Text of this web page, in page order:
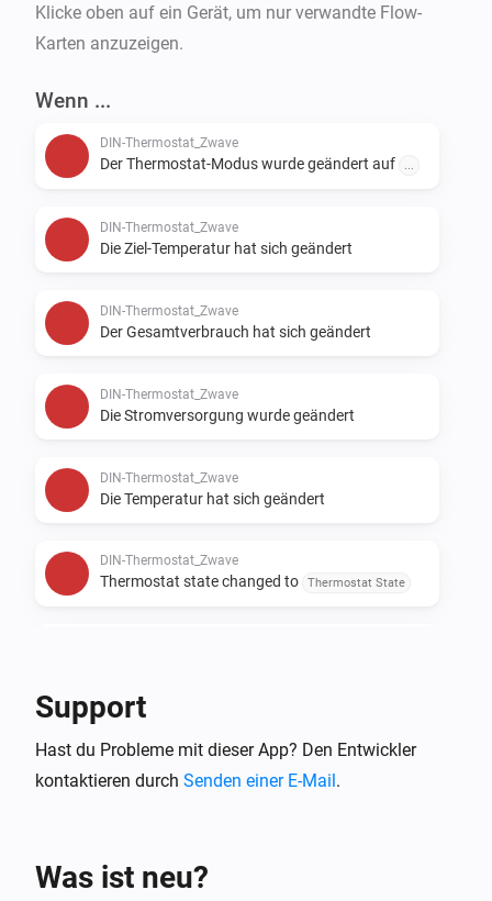
Klicke oben auf ein Gerät, um nur verwandte Flow-
Karten anzuzeigen.
Wenn ...
DIN-Thermostat_Zwave
Der Thermostat-Modus wurde geändert auf
DIN-Thermostat_Zwave
Die Ziel-Temperatur hat sich geändert
DIN-Thermostat_Zwave
Der Gesamtverbrauch hat sich geändert
DIN-Thermostat_Zwave
Die Stromversorgung wurde geändert
DIN-Thermostat_Zwave
Die Temperatur hat sich geändert
DIN-Thermostat_Zwave
Thermostat state changed to Thermostat State
Angeschaltet
Support
Hast du Probleme mit dieser App? Den Entwickler
kontaktieren durch Senden einer E-Mail.
Was ist neu?